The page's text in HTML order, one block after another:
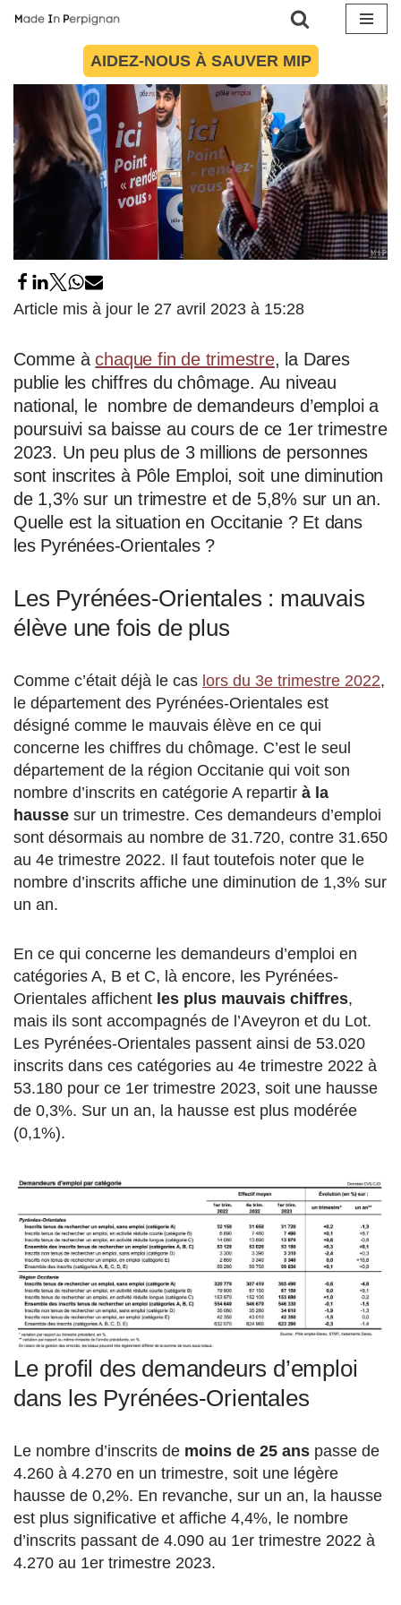
contenu
AIDEZ-NOUS À SAUVER MIP
Article mis à jour le 27 avril 2023 à 15:28
Comme àchaque fin de trimestre, la Dares
publie les chiffres du chômage. Au niveau
national, le nombre de demandeurs d’emploi a
poursuivi sa baisse au cours de ce 1er trimestre
2023. Un peu plus de 3 millions de personnes
sont inscrites à Pôle Emploi, soit une diminution
de 1,3% sur un trimestre et de 5,8% sur un an.
Quelle est la situation en Occitanie ? Et dans
les Pyrénées-Orientales ?
Les Pyrénées-Orientales : mauvais
élève une fois de plus
Comme c’était déjà le cas lors du 3e trimestre 2022,
le département des Pyrénées-Orientales est
désigné comme le mauvais élève en ce qui
concerne les chiffres du chômage. C’est le seul
département de la région Occitanie qui voit son
nombre d’inscrits en catégorie A repartir à la
hausse sur un trimestre. Ces demandeurs d’emploi
sont désormais au nombre de 31.720, contre 31.650
au 4e trimestre 2022. Il faut toutefois noter que le
nombre d’inscrits affiche une diminution de 1,3% sur
un an.
En ce qui concerne les demandeurs d’emploi en
catégories A, B et C, là encore, les Pyrénées-
Orientales affichent les plus mauvais chiffres,
mais ils sont accompagnés de l’Aveyron et du Lot.
Les Pyrénées-Orientales passent ainsi de 53.020
inscrits dans ces catégories au 4e trimestre 2022 à
53.180 pour ce 1er trimestre 2023, soit une hausse
de 0,3%. Sur un an, la hausse est plus modérée
(0,1%).
Le profil des demandeurs d’emploi
dans les Pyrénées-Orientales
Le nombre d’inscrits de moins de 25 ans passe de
4.260 à 4.270 en un trimestre, soit une légère
hausse de 0,2%. En revanche, sur un an, la hausse
est plus significative et affiche 4,4%, le nombre
d’inscrits passant de 4.090 au 1er trimestre 2022 à
4.270 au 1er trimestre 2023.